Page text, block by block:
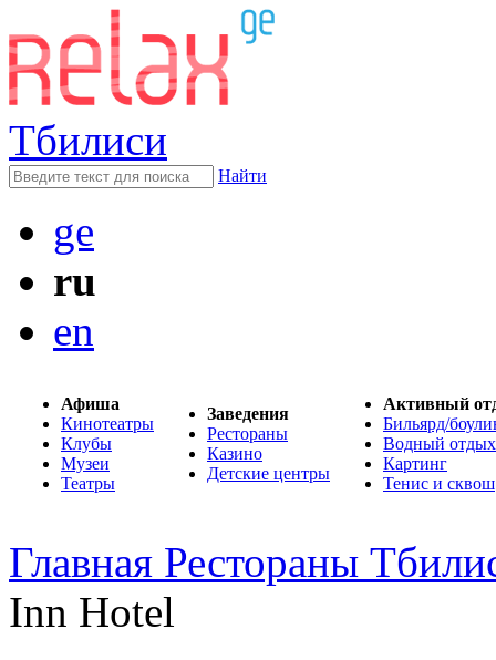
Тбилиси
Найти
ge
ru
en
Афиша
Кинотеатры
Клубы
Музеи
Театры
Заведения
Рестораны
Казино
Детские центры
Активный
Бильярд/
Водный отдых
Картинг
Тенис и сквош
Главная Рестораны
Inn Hotel